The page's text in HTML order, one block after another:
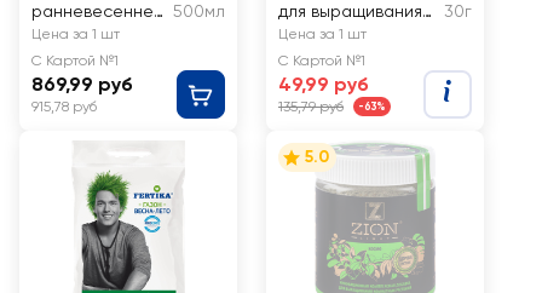
ранневесенней
обработки
плодовых и
ягодных культур
AVGUST
Бордоская
жидкость, Арт.
500мл
Цена за 1 шт
С Картой №1
869,99 руб
915,78 руб
для выращивания
орхидей ZION, Арт.
О000011
30г
Цена за 1 шт
С Картой №1
49,99 руб
135,79 руб -63%
5.0